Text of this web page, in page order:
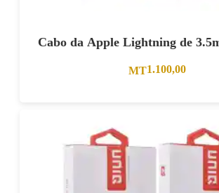
Cabo da Apple Lightning de
MT1.100,00